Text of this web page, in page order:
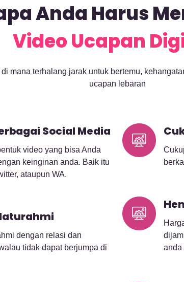
Anda Harus
Video Ucapan
mana terhalang jarak untuk bertemu,
ucapan lebaran
Social Media
video yang bisa Anda
keinginan anda. Baik itu
ataupun WA.
dengan relasi dan
tidak dapat berjumpa di
anda